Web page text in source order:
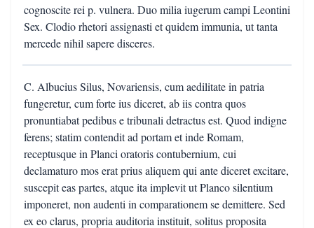
cognoscite rei p. vulnera. Duo milia iugerum campi Leontini
Sex. Clodio rhetori assignasti et quidem immunia, ut tanta
mercede nihil sapere disceres.
C. Albucius Silus, Novariensis, cum aedilitate in patria
fungeretur, cum forte ius diceret, ab iis contra quos
pronuntiabat pedibus e tribunali detractus est. Quod indigne
ferens; statim contendit ad portam et inde Romam,
receptusque in Planci oratoris contubernium, cui
declamaturo mos erat prius aliquem qui ante diceret excitare,
suscepit eas partes, atque ita implevit ut Planco silentium
imponeret, non audenti in comparationem se demittere. Sed
ex eo clarus, propria auditoria instituit, solitus proposita